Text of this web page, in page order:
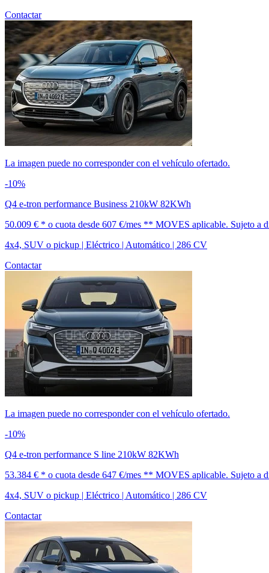
Contactar
La imagen puede no corresponder con el vehículo ofertado.
-10%
Q4 e-tron performance Business 210kW 82KWh
50.009 € * o cuota desde 607 €/mes ** MOVES aplicable. Sujeto a
4x4, SUV o pickup | Eléctrico | Automático | 286 CV
Contactar
La imagen puede no corresponder con el vehículo ofertado.
-10%
Q4 e-tron performance S line 210kW 82KWh
53.384 € * o cuota desde 647 €/mes ** MOVES aplicable. Sujeto a
4x4, SUV o pickup | Eléctrico | Automático | 286 CV
Contactar